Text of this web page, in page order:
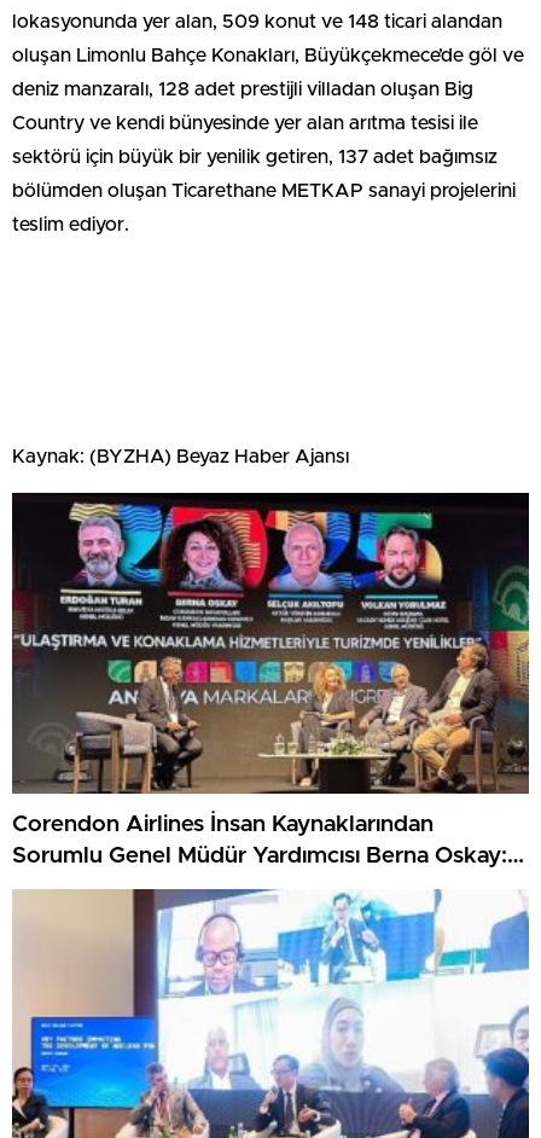
lokasyonunda yer alan, 509 konut ve 148 ticari alandan
oluşan Limonlu Bahçe Konakları, Büyükçekmece’de göl ve
deniz manzaralı, 128 adet prestijli villadan oluşan Big
Country ve kendi bünyesinde yer alan arıtma tesisi ile
sektörü için büyük bir yenilik getiren, 137 adet bağımsız
bölümden oluşan Ticarethane METKAP sanayi projelerini
teslim ediyor.
Kaynak: (BYZHA) Beyaz Haber Ajansı
Corendon Airlines İnsan Kaynaklarından
Sorumlu Genel Müdür Yardımcısı Berna Oskay:
“Z kuşağına yapılan yatırım, turizmin geleceğine
yapılan yatırımdır”